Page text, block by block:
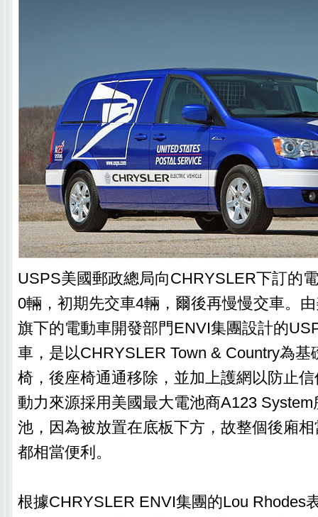
USPS美國郵政總局向CHRYSLER下訂的
0輛，初期先交車4輛，爾後再慢慢交車。
旗下的電動車開發部門ENVI集團設計的
車，是以CHRYSLER Town & Country為基
椅，後座椅通通移除，並加上護網以防止
動力來源採用美國最大電池商A123
池，因為被放置在底板下方，故整個後廂
都相當便利。
根據CHRYSLER ENVI集團的Lou Rhodes